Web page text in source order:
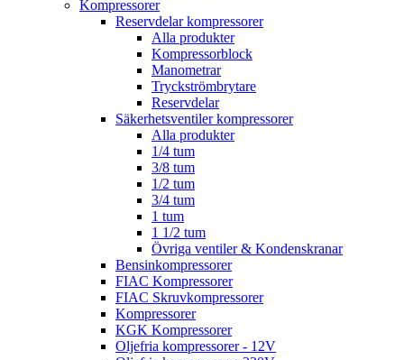
Kompressorer
Reservdelar kompressorer
Alla produkter
Kompressorblock
Manometrar
Tryckströmbrytare
Reservdelar
Säkerhetsventiler kompressorer
Alla produkter
1/4 tum
3/8 tum
1/2 tum
3/4 tum
1 tum
1 1/2 tum
Övriga ventiler & Kondenskranar
Bensinkompressorer
FIAC Kompressorer
FIAC Skruvkompressorer
Kompressorer
KGK Kompressorer
Oljefria kompressorer - 12V